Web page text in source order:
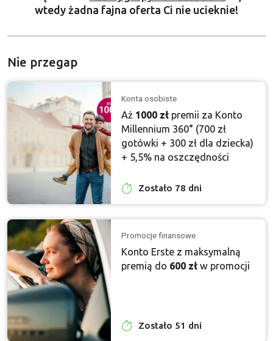
wtedy żadna fajna oferta Ci nie ucieknie!
Nie przegap
Konta osobiste
Aż 1000 zł premii za Konto
Millennium 360° (700 zł
gotówki + 300 zł dla dziecka)
+ 5,5% na oszczędności
Zostało 78 dni
Promocje finansowe
Konto Erste z maksymalną
premią do 600 zł w promocji
Zostało 51 dni